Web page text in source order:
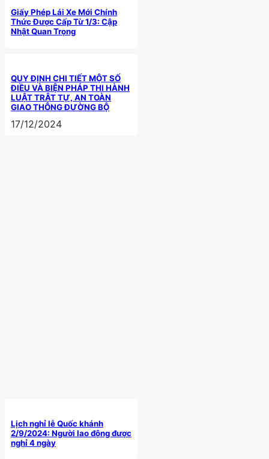
Giấy Phép Lái Xe Mới Chính
Thức Được Cấp Từ 1/3: Cập
Nhật Quan Trọng
QUY ĐỊNH CHI TIẾT MỘT SỐ
ĐIỀU VÀ BIỆN PHÁP THI HÀNH
LUẬT TRẬT TỰ, AN TOÀN
GIAO THÔNG ĐƯỜNG BỘ
17/12/2024
Lịch nghỉ lễ Quốc khánh
2/9/2024: Người lao động được
nghỉ 4 ngày